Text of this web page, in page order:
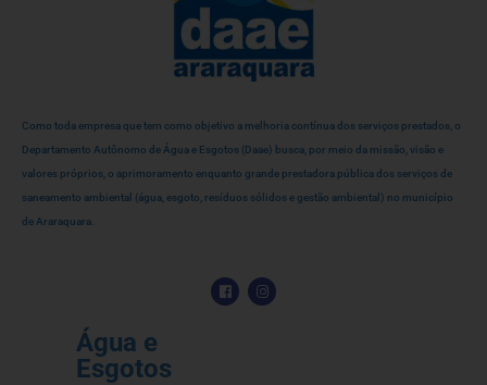
Como toda empresa que tem como objetivo a melhoria contínua dos serviços prestados, o
Departamento Autônomo de Água e Esgotos (Daae) busca, por meio da missão, visão e
valores próprios, o aprimoramento enquanto grande prestadora pública dos serviços de
saneamento ambiental (água, esgoto, resíduos sólidos e gestão ambiental) no município
de Araraquara.
Água e
Esgotos